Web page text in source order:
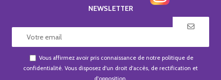
NEWSLETTER
Vous affirmez avoir pris connaissance de notre politique de
confidentialité . Vous disposez d'un droit d'accès, de rectification et
d'opposition.